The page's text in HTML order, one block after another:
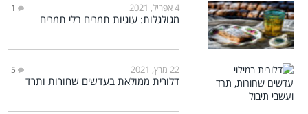
4 אפריל, 2021 1
מגולגלות: עוגיות תמרים בלי תמרים
22 מרץ, 2021 5
דלורית ממולאת בעדשים שחורות ותרד